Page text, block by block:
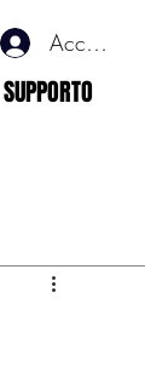
Accedi
SUPPORTO